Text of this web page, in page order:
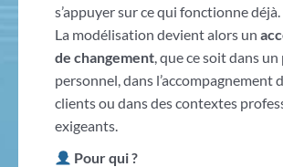
s’appuyer sur ce qui fonctionne déjà.
La modélisation devient alors un
de changement, que ce soit dans
personnel, dans l’accompagnement
clients ou dans des contextes
exigeants.
Pour qui ?